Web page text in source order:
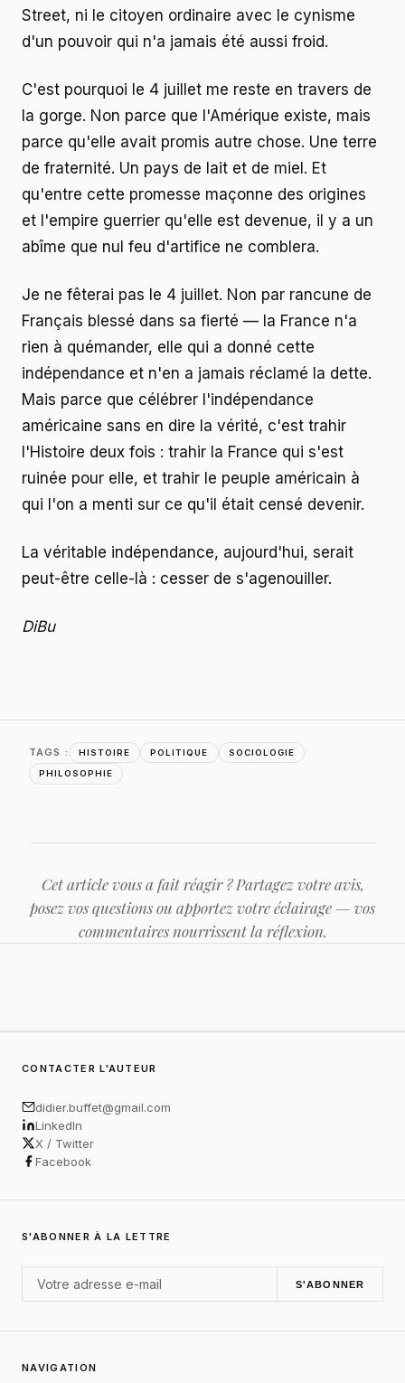
Street, ni le citoyen ordinaire avec le cynisme
d'un pouvoir qui n'a jamais été aussi froid.
C'est pourquoi le 4 juillet me reste en travers de
la gorge. Non parce que l'Amérique existe, mais
parce qu'elle avait promis autre chose. Une terre
de fraternité. Un pays de lait et de miel. Et
qu'entre cette promesse maçonne des origines
et l'empire guerrier qu'elle est devenue, il y a un
abîme que nul feu d'artifice ne comblera.
Je ne fêterai pas le 4 juillet. Non par rancune de
Français blessé dans sa fierté — la France n'a
rien à quémander, elle qui a donné cette
indépendance et n'en a jamais réclamé la dette.
Mais parce que célébrer l'indépendance
américaine sans en dire la vérité, c'est trahir
l'Histoire deux fois : trahir la France qui s'est
ruinée pour elle, et trahir le peuple américain à
qui l'on a menti sur ce qu'il était censé devenir.
La véritable indépendance, aujourd'hui, serait
peut-être celle-là : cesser de s'agenouiller.
DiBu
TAGS : HISTOIRE POLITIQUE SOCIOLOGIE
PHILOSOPHIE
Cet article vous a fait réagir ? Partagez votre avis,
posez vos questions ou apportez votre éclairage — vos
commentaires nourrissent la réflexion.
CONTACTER L'AUTEUR
didier.buffet@gmail.com
LinkedIn
X / Twitter
Facebook
S'ABONNER À LA LETTRE
S'ABONNER
NAVIGATION